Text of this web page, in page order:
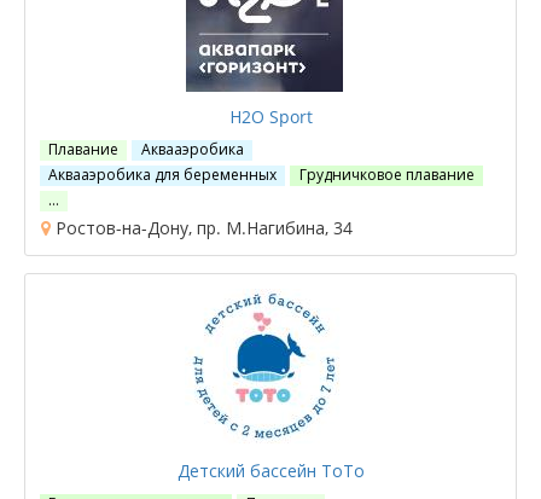
Н2О Sport
Плавание
Аквааэробика
Аквааэробика для беременных
Грудничковое плавание
…
Ростов-на-Дону, пр. М.Нагибина, 34
Детский бассейн ТоТо